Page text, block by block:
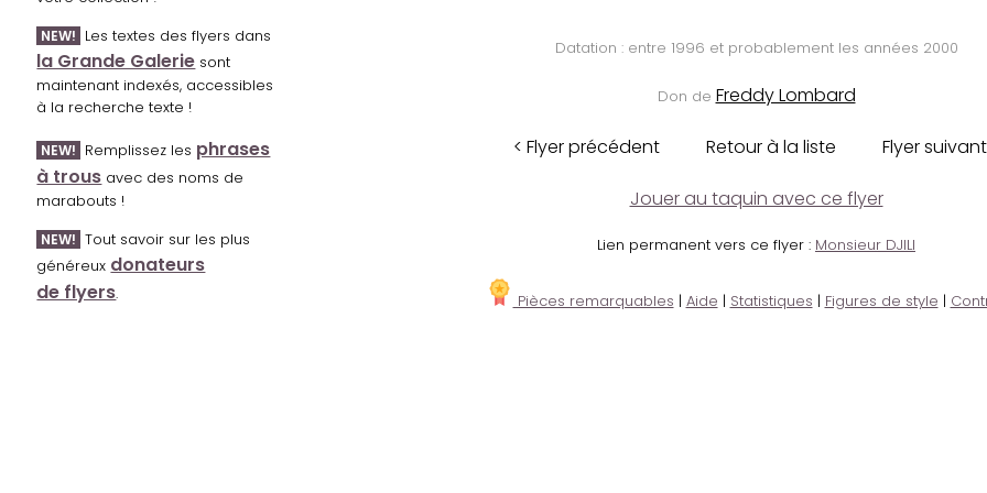
NEW! Les textes des flyers dans
la Grande Galerie sont
maintenant indexés, accessibles
à la recherche texte !
NEW! Remplissez les phrases
à trous avec des noms de
marabouts !
NEW! Tout savoir sur les plus
généreux donateurs
de flyers.
Datation : entre 1996 et probablement les années 2000
Don de Freddy Lombard
< Flyer précédent Retour à la liste Flyer
Jouer au taquin avec ce flyer
Lien permanent vers ce flyer : Monsieur DJILI
Pièces remarquables | Aide | Statistiques | Figures de style |